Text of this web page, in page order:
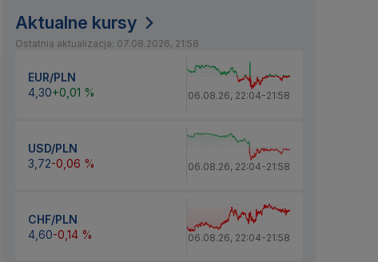
Aktualne kursy
Ostatnia aktualizacja: 07.08.2026, 21:58
EUR/PLN
4,30+0,01 % 06.08.26, 22:04-21:58
USD/PLN
3,72-0,06 % 06.08.26, 22:04-21:58
CHF/PLN
4,60-0,14 % 06.08.26, 22:04-21:58